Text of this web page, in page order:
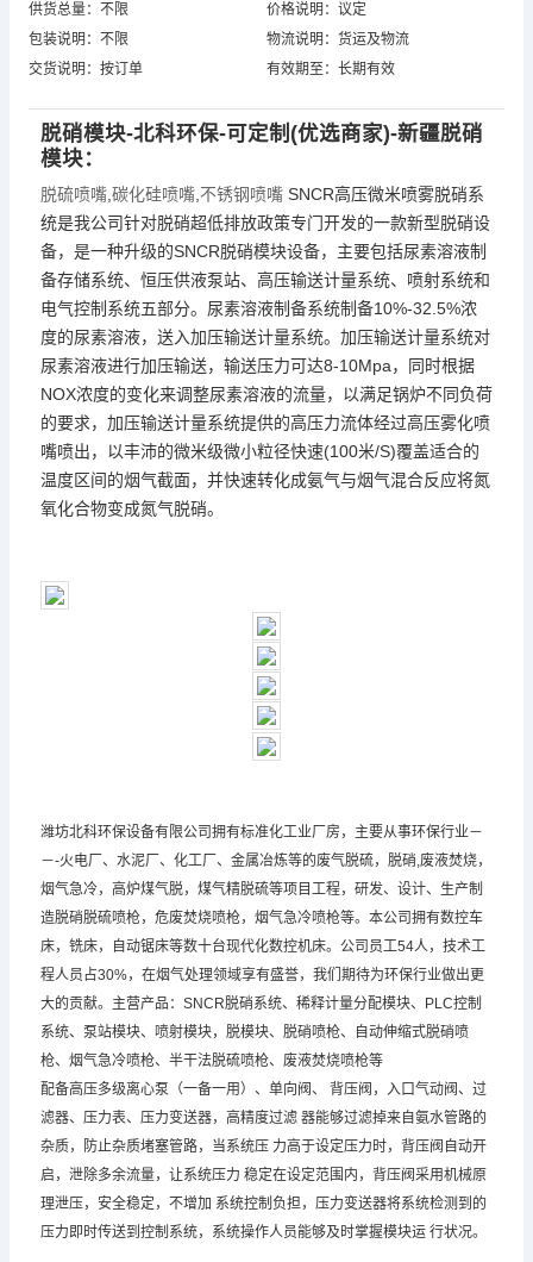
供货总量：不限
价格说明：议定
包装说明：不限
物流说明：货运及物流
交货说明：按订单
有效期至：长期有效
脱硝模块-北科环保-可定制(优选商家)-新疆脱硝
模块：
脱硫喷嘴 碳化硅喷嘴 不锈钢喷嘴 SNCR高压微米喷雾脱硝系
统是我公司针对脱硝超低排放政策专门开发的一款新型脱硝设
备，是一种升级的SNCR脱硝模块设备，主要包括尿素溶液制
备存储系统、恒压供液泵站、高压输送计量系统、喷射系统和
电气控制系统五部分。尿素溶液制备系统制备10%-32.5%浓
度的尿素溶液，送入加压输送计量系统。加压输送计量系统对
尿素溶液进行加压输送，输送压力可达8-10Mpa，同时根据
NOX浓度的变化来调整尿素溶液的流量，以满足锅炉不同负荷
的要求，加压输送计量系统提供的高压力流体经过高压雾化喷
嘴喷出，以丰沛的微米级微小粒径快速(100米/S)覆盖适合的
温度区间的烟气截面，并快速转化成氨气与烟气混合反应将氮
氧化合物变成氮气脱硝。
潍坊北科环保设备有限公司拥有标准化工业厂房，主要从事环保行业－
－-火电厂、水泥厂、化工厂、金属冶炼等的废气脱硫，脱硝,废液焚烧，
烟气急冷，高炉煤气脱，煤气精脱硫等项目工程，研发、设计、生产制
造脱硝脱硫喷枪，危废焚烧喷枪，烟气急冷喷枪等。本公司拥有数控车
床，铣床，自动锯床等数十台现代化数控机床。公司员工54人，技术工
程人员占30%，在烟气处理领域享有盛誉，我们期待为环保行业做出更
大的贡献。主营产品：SNCR脱硝系统、稀释计量分配模块、PLC控制
系统、泵站模块、喷射模块，脱模块、脱硝喷枪、自动伸缩式脱硝喷
枪、烟气急冷喷枪、半干法脱硫喷枪、废液焚烧喷枪等
配备高压多级离心泵（一备一用）、单向阀、 背压阀，入口气动阀、过
滤器、压力表、压力变送器，高精度过滤 器能够过滤掉来自氨水管路的
杂质，防止杂质堵塞管路，当系统压 力高于设定压力时，背压阀自动开
启，泄除多余流量，让系统压力 稳定在设定范围内，背压阀采用机械原
理泄压，安全稳定，不增加 系统控制负担，压力变送器将系统检测到的
压力即时传送到控制系统，系统操作人员能够及时掌握模块运 行状况。